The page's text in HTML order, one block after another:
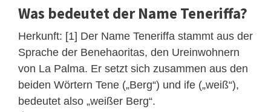
Was bedeutet der Name Teneriffa?
Herkunft: [1] Der Name Teneriffa stammt aus der
Sprache der Benehaoritas, den Ureinwohnern
von La Palma. Er setzt sich zusammen aus den
beiden Wörtern Tene („Berg“) und ife („weiß“),
bedeutet also „weißer Berg“.